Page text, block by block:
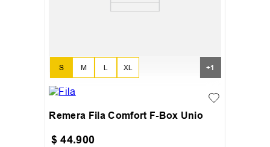
S L
M XL +1
Remera Fila Comfort F-Box Unio
$ 44.900